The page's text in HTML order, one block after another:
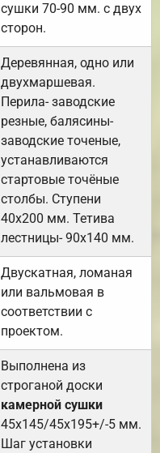
сушки 70-90 мм. с двух
сторон.
Деревянная, одно или
двухмаршевая.
Перила- заводские
резные, балясины-
заводские точеные,
устанавливаются
стартовые точёные
столбы. Ступени
40х200 мм. Тетива
лестницы- 90х140 мм.
Двускатная, ломаная
или вальмовая в
соответствии с
проектом.
Выполнена из
строганой доски
камерной сушки
45х145/45х195+/-5 мм.
Шаг установки